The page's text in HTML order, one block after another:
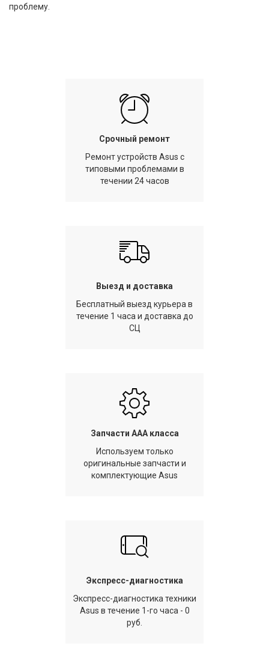
проблему.
Срочный ремонт
Ремонт устройств Asus с
типовыми проблемами в
течении 24 часов
Выезд и доставка
Бесплатный выезд курьера в
течение 1 часа и доставка до
СЦ
Запчасти AAA класса
Используем только
оригинальные запчасти и
комплектующие Asus
Экспресс-диагностика
Экспресс-диагностика техники
Asus в течение 1-го часа - 0
руб.